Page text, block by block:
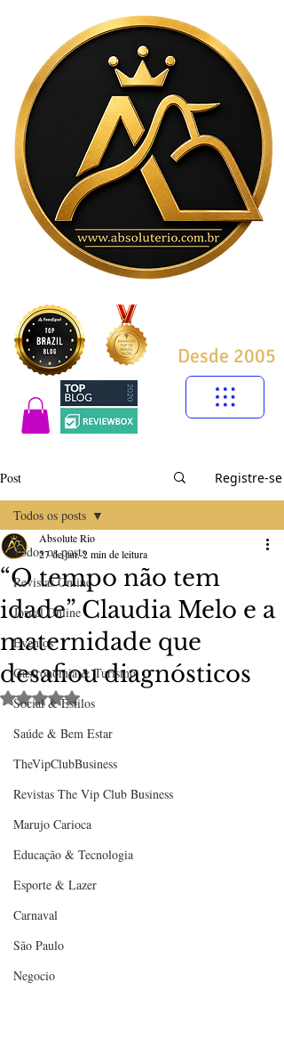
Desde 2005
Post Registre-se
Todos os posts
Revistas Online
Jornal Online
Eventos
Gastronomia & Turismo
Social & Estilos
Saúde & Bem Estar
TheVipClubBusiness
Revistas The Vip Club Business
Marujo Carioca
Educação & Tecnologia
Esporte & Lazer
Carnaval
São Paulo
Negocio
Todos os posts
“O tempo não tem
idade” Claudia Melo e a
maternidade que
desafiou diagnósticos
Absolute Rio
27 de jan.2 min de leitura
Avaliado com NaN de 5 estrelas.